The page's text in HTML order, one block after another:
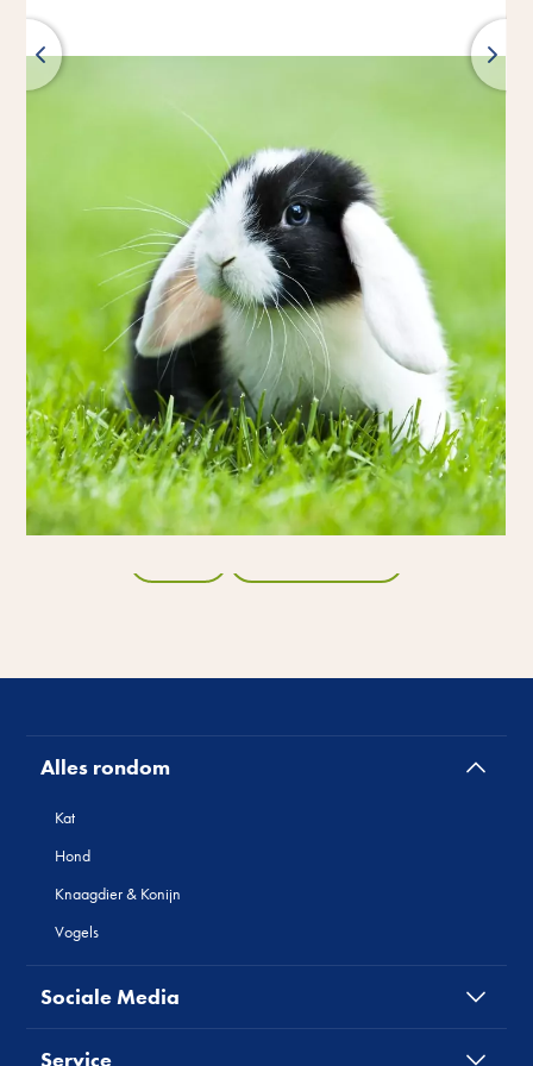
Alles rondom
Kat
Hond
Knaagdier & Konijn
Vogels
Sociale Media
Service